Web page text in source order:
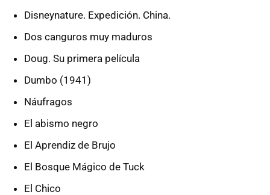
Disneynature. Expedición. China.
Dos canguros muy maduros
Doug. Su primera película
Dumbo (1941)
Náufragos
El abismo negro
El Aprendiz de Brujo
El Bosque Mágico de Tuck
El Chico